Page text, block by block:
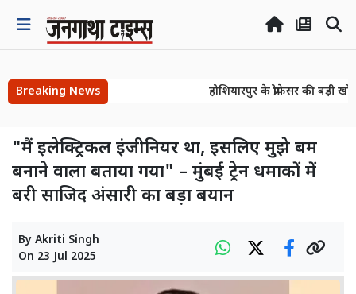
Breaking News
होशियारपुर के प्रोफेसर की बड़ी
"मैं इलेक्ट्रिकल इंजीनियर था, इसलिए मुझे बम
बनाने वाला बताया गया" – मुंबई ट्रेन धमाकों में
बरी साजिद अंसारी का बड़ा बयान
By Akriti Singh
On 23 Jul 2025